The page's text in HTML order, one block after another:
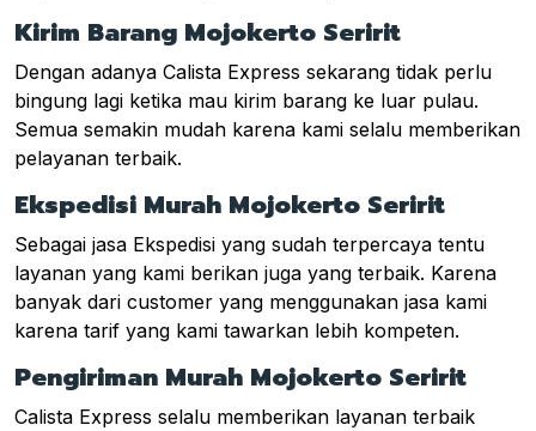
Kirim Barang Mojokerto Seririt
Dengan adanya Calista Express sekarang tidak perlu
bingung lagi ketika mau kirim barang ke luar pulau.
Semua semakin mudah karena kami selalu memberikan
pelayanan terbaik.
Ekspedisi Murah Mojokerto Seririt
Sebagai jasa Ekspedisi yang sudah terpercaya tentu
layanan yang kami berikan juga yang terbaik. Karena
banyak dari customer yang menggunakan jasa kami
karena tarif yang kami tawarkan lebih kompeten.
Pengiriman Murah Mojokerto Seririt
Calista Express selalu memberikan layanan terbaik